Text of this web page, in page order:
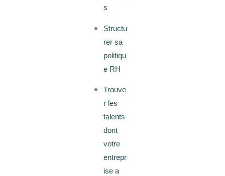
s
Structu
rer sa
politiqu
e RH
Trouve
r les
talents
dont
votre
entrepr
ise a